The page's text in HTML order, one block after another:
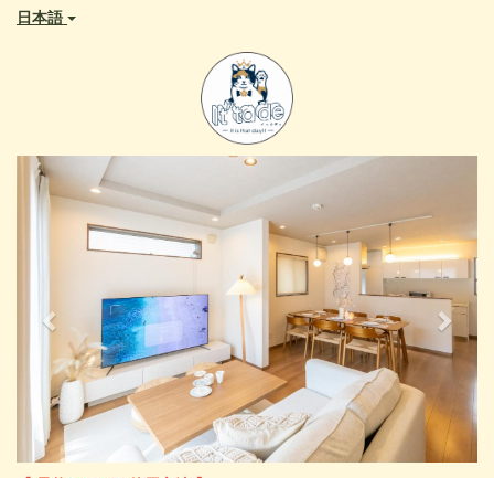
日本語
Previous